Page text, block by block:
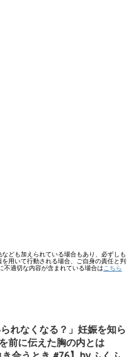
ども加えられている場合もあり、必ずしも
用いて行動される場合、ご自身の責任と判
不適切な内容が含まれている場合は こちら
れなくなる？」妊娠を知ら
前に伝えた胸の内とは